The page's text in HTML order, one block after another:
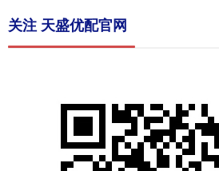
关注 天盛优配官网